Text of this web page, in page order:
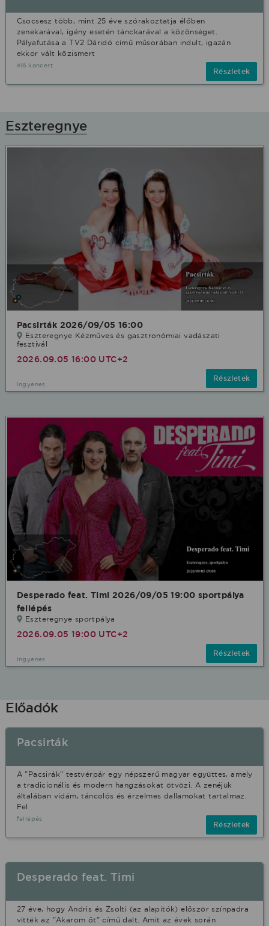
Csocsesz több, mint 25 éve szórakoztatja élőben
zenekarával, igény esetén tánckarával a közönséget.
Pályafutása a TV2 Dáridó című műsorában indult, igazán
ekkor vált közismert
élő koncert
Részletek
Eszteregnye
Pacsirták 2026/09/05 16:00
Eszteregnye Kézműves és gasztronómiai vadászati
fesztivál
2026.09.05 16:00 UTC+2
Ingyenes
Részletek
Desperado feat. Timi 2026/09/05 19:00 sportpálya
fellépés
Eszteregnye sportpálya
2026.09.05 19:00 UTC+2
Ingyenes
Részletek
Előadók
Pacsirták
A "Pacsirák" testvérpár egy népszerű magyar együttes, amely
a tradicionális és modern hangzásokat ötvözi. A zenéjük
általában vidám, táncolós és érzelmes dallamokat tartalmaz.
Fel
fellépés
Részletek
Desperado feat. Timi
27 éve, hogy Andris és Zsolti (az alapítók) először színpadra
vitték az "Akarom őt" című dalt. Amit az évek során